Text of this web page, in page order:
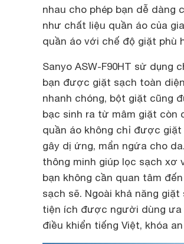
nhau cho phép bạn dễ
như chất liệu quần áo của
quần áo với chế độ giặt phù
Sanyo ASW-F90HT sử dụng
bạn được giặt sạch toàn
nhanh chóng, bột giặt cũng
bạc sinh ra từ mâm giặt
quần áo không chỉ được
gây dị ứng, mẩn ngứa cho
thông minh giúp lọc sạch xơ
bạn không cần quan tâm
sạch sẽ. Ngoài khả năng
tiện ích được người dùng ưa
điều khiển tiếng Việt, khóa